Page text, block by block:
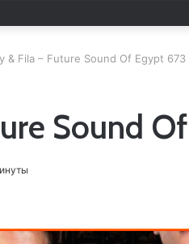
& Fila – Future Sound Of Egypt 673
Sound